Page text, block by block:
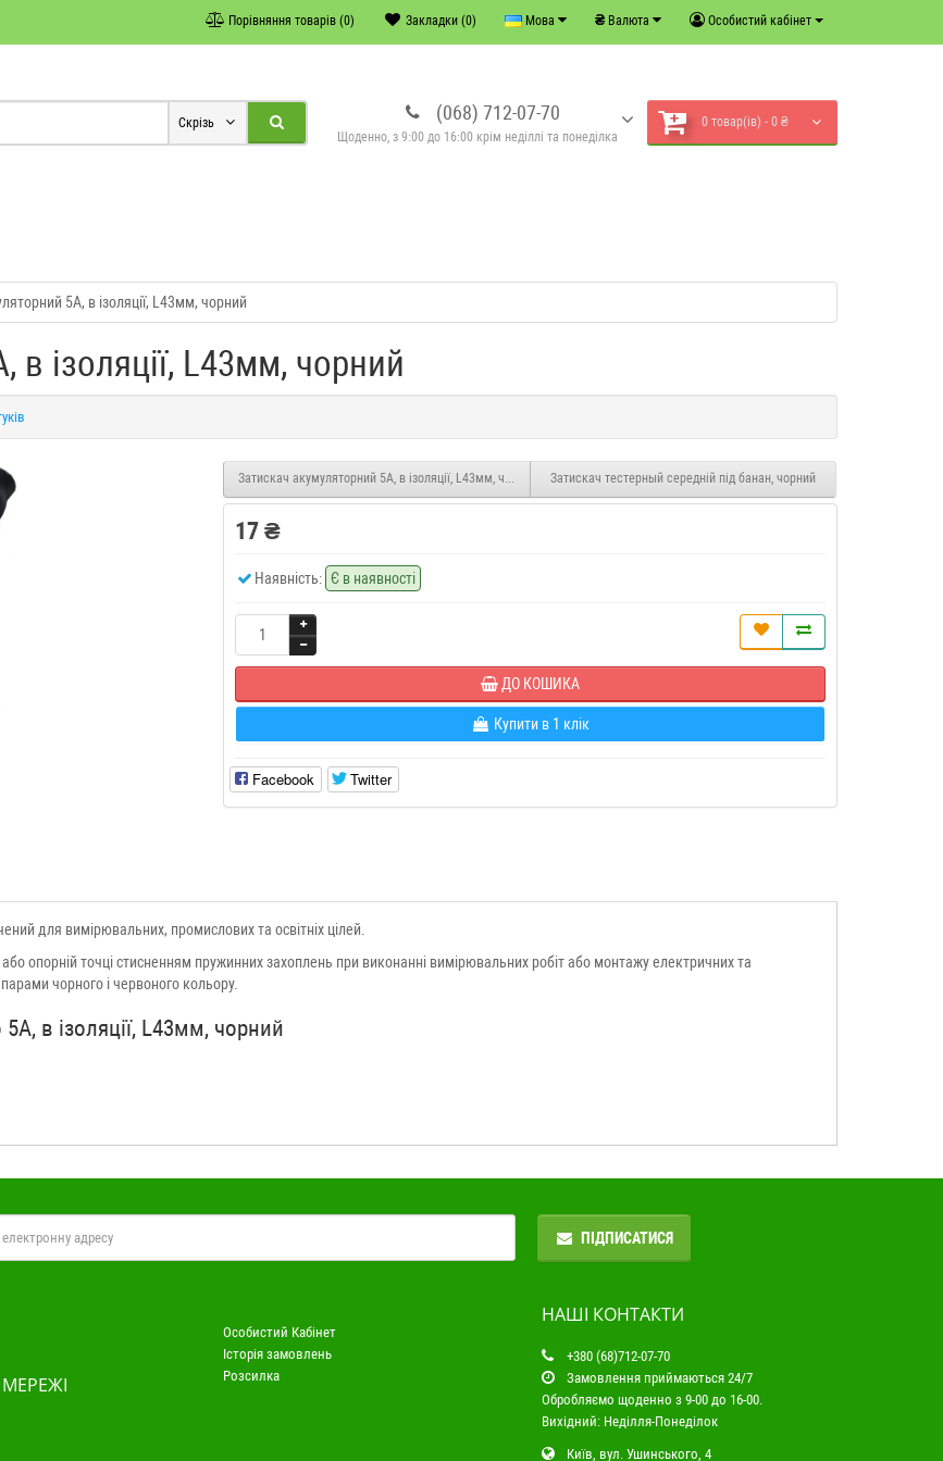
Особистий кабінет
₴ Валюта
Мова
Закладки (0)
Порівняння товарів (0)
(068) 712-07-70
Щоденно, з 9:00 до 16:00 крім неділлі та понеділка
0 товар(ів) - 0 ₴
Скрізь
5А, в ізоляції, L43мм, чорний
ізоляції, L43мм, чорний
Затискач акумуляторний 5А, в ізоляції, L43мм, червонийЗатискач тестерный середній під банан, чорний
17 ₴
Наявність: Є в наявності
ДО КОШИКА
Купити в 1 клік
Facebook Twitter
для вимірювальних, промислових та освітніх цілей.
опорній точці стисненням пружинних захоплень при виконанні вимірювальних робіт або монтажу електричних та
чорного і червоного кольору.
в ізоляції, L43мм, чорний
ПІДПИСАТИСЯ
Особистий Кабінет
Історія замовлень
Розсилка
НАШІ КОНТАКТИ
+380 (68)712-07-70
Замовлення приймаються 24/7
Обробляємо щоденно з 9-00 до 16-00.
Вихідний: Неділля-Понеділок
Київ, вул. Ушинського, 4